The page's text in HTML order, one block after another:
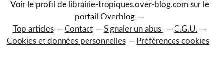
Voir le profil de librairie-tropiques.over-blog.com sur le
portail Overblog
Top articles
Contact Signaler un abus
C.G.U.
Cookies et données personnelles
Préférences cookies